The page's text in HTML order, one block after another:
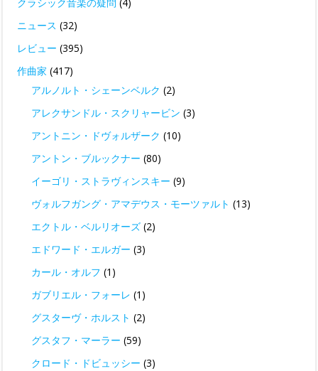
クラシック音楽の疑問 (4)
ニュース (32)
レビュー (395)
作曲家 (417)
アルノルト・シェーンベルク (2)
アレクサンドル・スクリャービン (3)
アントニン・ドヴォルザーク (10)
アントン・ブルックナー (80)
イーゴリ・ストラヴィンスキー (9)
ヴォルフガング・アマデウス・モーツァルト (13)
エクトル・ベルリオーズ (2)
エドワード・エルガー (3)
カール・オルフ (1)
ガブリエル・フォーレ (1)
グスターヴ・ホルスト (2)
グスタフ・マーラー (59)
クロード・ドビュッシー (3)